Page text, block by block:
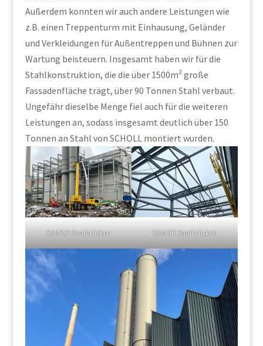
Außerdem konnten wir auch andere Leistungen wie
z.B. einen Treppenturm mit Einhausung, Geländer
und Verkleidungen für Außentreppen und Bühnen zur
Wartung beisteuern. Insgesamt haben wir für die
Stahlkonstruktion, die die über 1500m² große
Fassadenfläche trägt, über 90 Tonnen Stahl verbaut.
Ungefähr dieselbe Menge fiel auch für die weiteren
Leistungen an, sodass insgesamt deutlich über 150
Tonnen an Stahl von SCHOLL montiert wurden.
GAMOR Saarbrücken GAMOR Saarbrücken